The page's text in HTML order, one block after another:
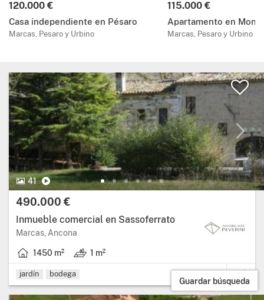
Precio:
120.000 €
Casa independiente en Pésaro
Marcas, Pesaro y Urbino
Precio:
115.000 €
Apartamento en
Marcas, Pesaro y Urbino
41
41 Fotos.Vídeo
Precio:
490.000 €
Inmueble comercial en Sassoferrato
Marcas, Ancona Región: Marcas, provincia: Ancona.
1450 m²
Superficie útil: 1450 metros cuadrados.
1 m²
Terreno: 1 m².
jardín bodega
Guardar búsqueda